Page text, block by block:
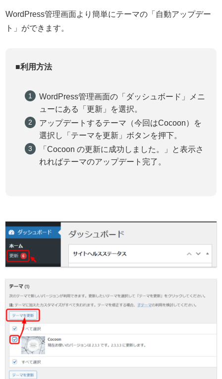
WordPress管理画面より簡単にテーマの「自動アップデー
ト」ができます。
■利用方法
WordPress管理画面の「ダッシュボード」メニ
ューにある「更新」を選択。
アップデートするテーマ（今回はCocoon）を
選択し「テーマを更新」ボタンを押下。
「Cocoon の更新に成功しました。」と表示さ
れればテーマのアップデート完了。